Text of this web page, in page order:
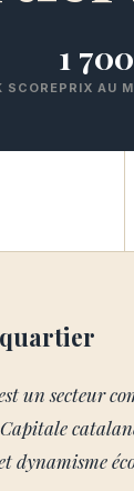
SCORE
1
PRIX AU
un secteur
dynamisme